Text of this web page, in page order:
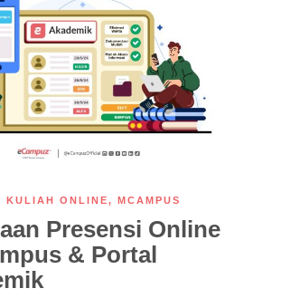
KULIAH ONLINE, MCAMPUS
Presensi Online
& Portal